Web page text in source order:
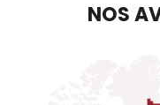
NOS